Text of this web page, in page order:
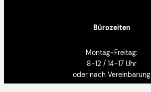
Bürozeiten
Montag-Freitag:
8-12 / 14-17 Uhr
oder nach Vereinbarung